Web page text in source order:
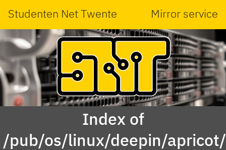
Studenten Net Twente Mirror service
Index of
/pub/os/linux/deepin/